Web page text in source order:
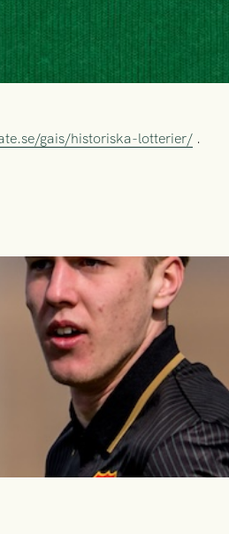
gais/historiska-lotterier/ .